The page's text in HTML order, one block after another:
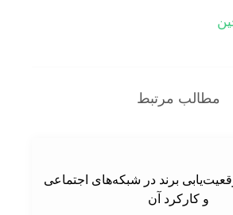
مطالب مرتبط
برند در شبکه‌های اجتماعی
و کارکرد آن